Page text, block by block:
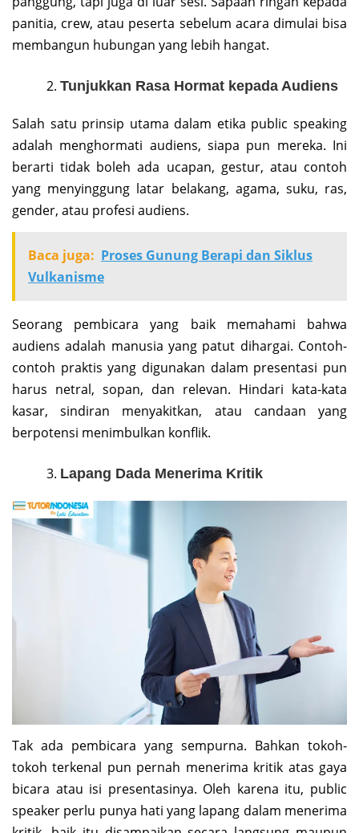
panitia, crew, atau peserta sebelum acara dimulai bisa
membangun hubungan yang lebih hangat.
Tunjukkan Rasa Hormat kepada Audiens
Salah satu prinsip utama dalam etika public speaking
adalah menghormati audiens, siapa pun mereka. Ini
berarti tidak boleh ada ucapan, gestur, atau contoh
yang menyinggung latar belakang, agama, suku, ras,
gender, atau profesi audiens.
Baca juga: Proses Gunung Berapi dan Siklus
Vulkanisme
Seorang pembicara yang baik memahami bahwa
audiens adalah manusia yang patut dihargai. Contoh-
contoh praktis yang digunakan dalam presentasi pun
harus netral, sopan, dan relevan. Hindari kata-kata
kasar, sindiran menyakitkan, atau candaan yang
berpotensi menimbulkan konflik.
Lapang Dada Menerima Kritik
Tak ada pembicara yang sempurna. Bahkan tokoh-
tokoh terkenal pun pernah menerima kritik atas gaya
bicara atau isi presentasinya. Oleh karena itu, public
speaker perlu punya hati yang lapang dalam menerima